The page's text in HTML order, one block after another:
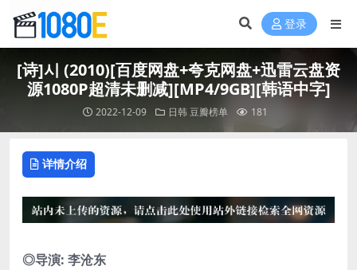
登录
[诗]시 (2010)[百度网盘+夸克网盘+迅雷云盘资
源1080P超清未删减][MP4/9GB][韩语中字]
2022-12-09 日韩豆瓣榜单 181
详情介绍
◎导演: 李沧东